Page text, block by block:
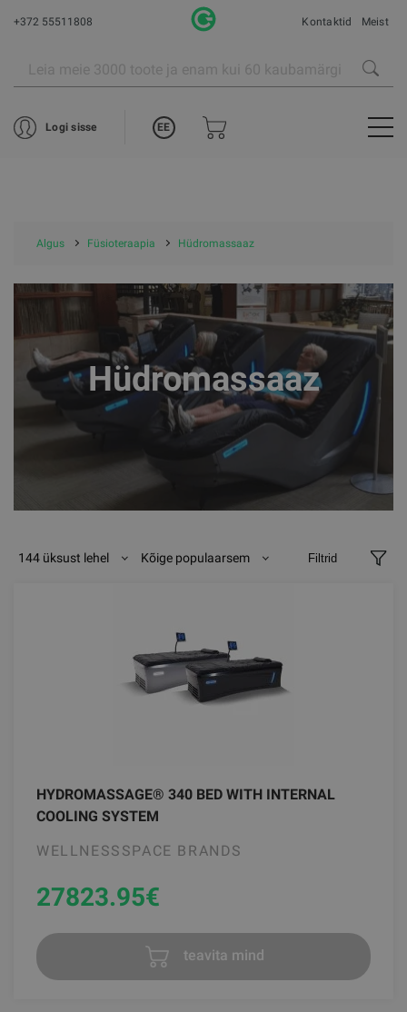
+372 55511808 Kontaktid Meist
Logi sisse EE
Algus Füsioteraapia Hüdromassaaz
Hüdromassaaz
144 üksust lehel Kõige populaarsem Filtrid
HYDROMASSAGE® 340 BED WITH INTERNAL
COOLING SYSTEM
WELLNESSSPACE BRANDS
27823.95€
teavita mind